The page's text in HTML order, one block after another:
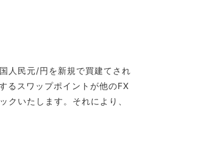
人民元/円を新規で買建てされ
るスワップポイントが他のFX
クいたします。それにより、